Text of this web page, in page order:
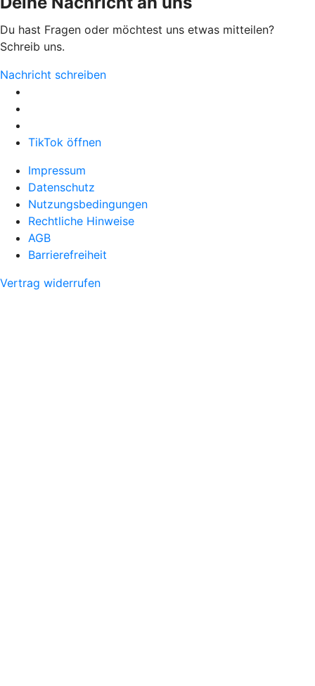
Du hast Fragen oder möchtest uns etwas mitteilen?
Schreib uns.
Nachricht schreiben
TikTok öffnen
Impressum
Datenschutz
Nutzungsbedingungen
Rechtliche Hinweise
AGB
Barrierefreiheit
Vertrag widerrufen